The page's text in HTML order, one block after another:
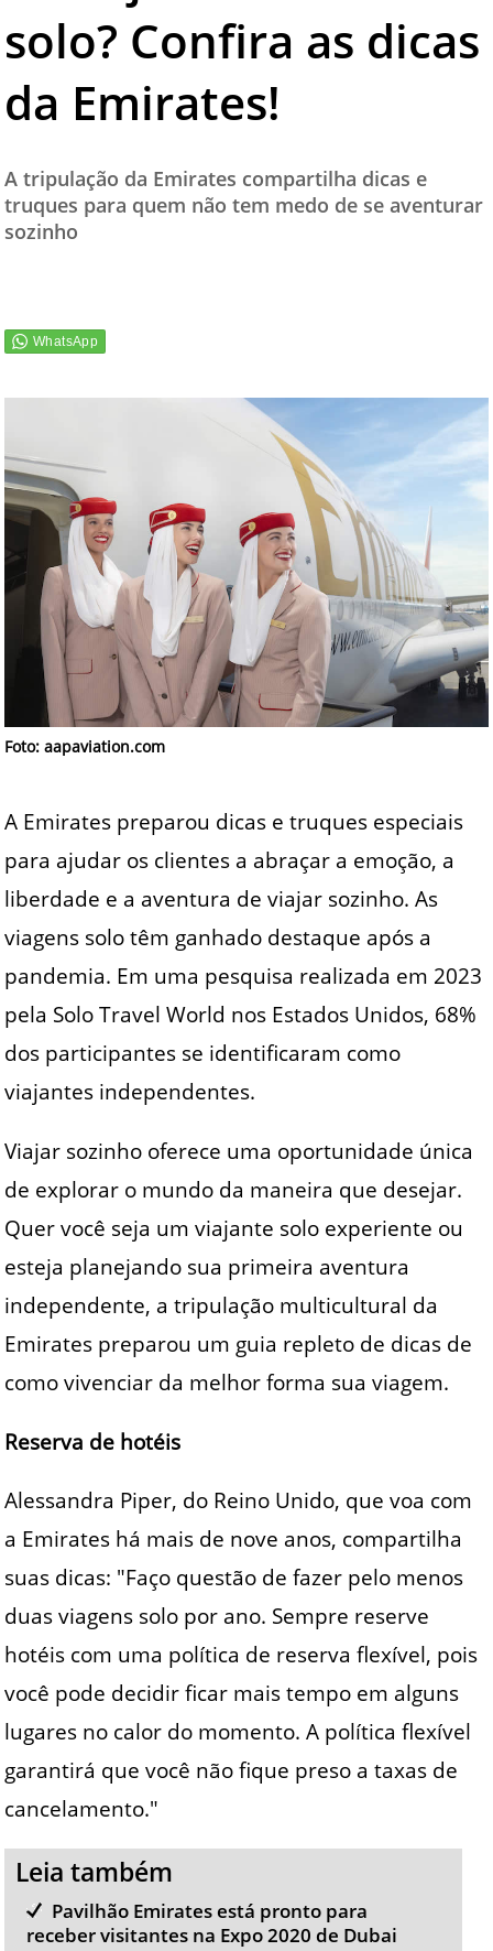
TESTADO E APROVADO
PARCEIROS
CONTATO
solo? Confira as dicas
da Emirates!
A tripulação da Emirates compartilha dicas e
truques para quem não tem medo de se aventurar
sozinho
Foto: aapaviation.com
A Emirates preparou dicas e truques especiais
para ajudar os clientes a abraçar a emoção, a
liberdade e a aventura de viajar sozinho. As
viagens solo têm ganhado destaque após a
pandemia. Em uma pesquisa realizada em 2023
pela Solo Travel World nos Estados Unidos, 68%
dos participantes se identificaram como
viajantes independentes.
Viajar sozinho oferece uma oportunidade única
de explorar o mundo da maneira que desejar.
Quer você seja um viajante solo experiente ou
esteja planejando sua primeira aventura
independente, a tripulação multicultural da
Emirates preparou um guia repleto de dicas de
como vivenciar da melhor forma sua viagem.
Reserva de hotéis
Alessandra Piper, do Reino Unido, que voa com
a Emirates há mais de nove anos, compartilha
suas dicas: "Faço questão de fazer pelo menos
duas viagens solo por ano. Sempre reserve
hotéis com uma política de reserva flexível, pois
você pode decidir ficar mais tempo em alguns
lugares no calor do momento. A política flexível
garantirá que você não fique preso a taxas de
cancelamento."
Leia também
Pavilhão Emirates está pronto para
receber visitantes na Expo 2020 de Dubai